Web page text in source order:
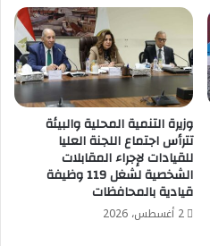
وزيرة التنمية المحلية والبيئة
تترأس اجتماع اللجنة العليا
للقيادات لإجراء المقابلات
الشخصية لشغل 119 وظيفة
قيادية بالمحافظات
2 أغسطس، 2026